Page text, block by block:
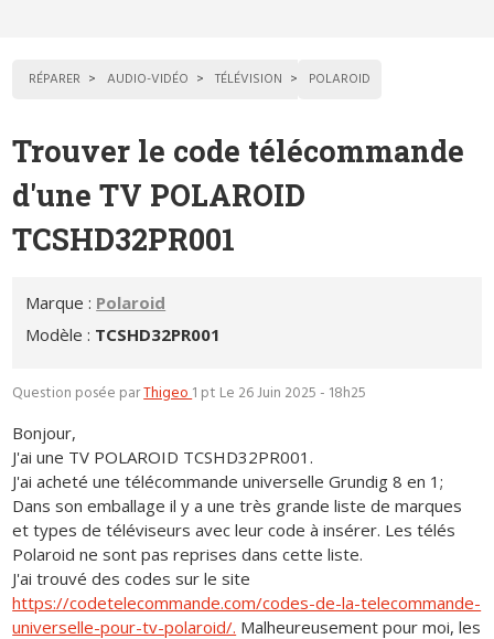
RÉPARER AUDIO-VIDÉO TÉLÉVISION POLAROID
Trouver le code télécommande
d'une TV POLAROID
TCSHD32PR001
Marque : Polaroid
Modèle : TCSHD32PR001
Question posée parThigeo1 pt Le 26 Juin 2025 - 18h25
Bonjour,
J'ai une TV POLAROID TCSHD32PR001.
J'ai acheté une télécommande universelle Grundig 8 en 1;
Dans son emballage il y a une très grande liste de marques
et types de téléviseurs avec leur code à insérer. Les télés
Polaroid ne sont pas reprises dans cette liste.
J'ai trouvé des codes sur le site
https://codetelecommande.com/codes-de-la-telecommande-
universelle-pour-tv-polaroid/. Malheureusement pour moi, les